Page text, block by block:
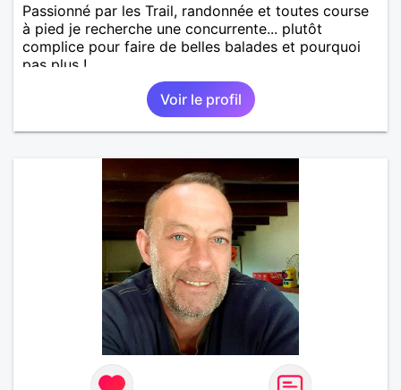
Passionné par les Trail, randonnée et toutes course
à pied je recherche une concurrente... plutôt
complice pour faire de belles balades et pourquoi
pas plus !
Voir le profil